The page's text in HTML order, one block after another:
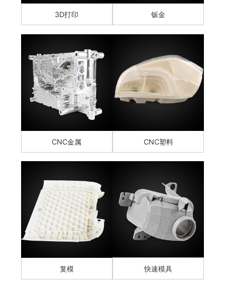
3D打印 钣金
CNC金属 CNC塑料
复模 快速模具